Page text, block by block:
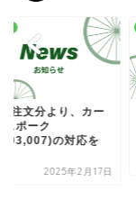
注文分より、カー
スポーク
の対応を
2025年2月17日